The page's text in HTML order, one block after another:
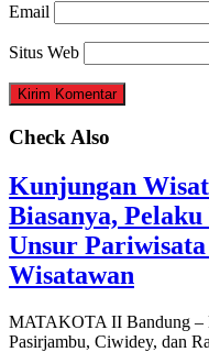
Email
Situs Web
Check Also
Kunjungan
Biasanya,
Unsur
Wisatawan
MATAKOTA II Bandung –
Pasirjambu, Ciwidey, dan